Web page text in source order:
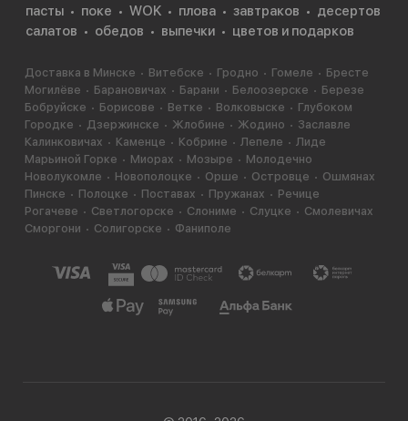
пасты
поке WOK плова завтраков
десертов
салатов
обедов выпечки цветов и подарков
Доставка в Минске Витебске Гродно Гомеле
Бресте
Могилёве
Барановичах Барани Белоозерске
Березе
Бобруйске
Борисове Ветке Волковыске
Глубоком
Городке
Дзержинске Жлобине Жодино
Заславле
Калинковичах
Каменце Кобрине Лепеле
Лиде
Марьиной Горке
Миорах Мозыре
Молодечно
Новолукомле
Новополоцке Орше Островце
Ошмянах
Пинске
Полоцке Поставах Пружанах
Речице
Рогачеве
Светлогорске Слониме Слуцке
Смолевичах
Сморгони
Солигорске Фаниполе